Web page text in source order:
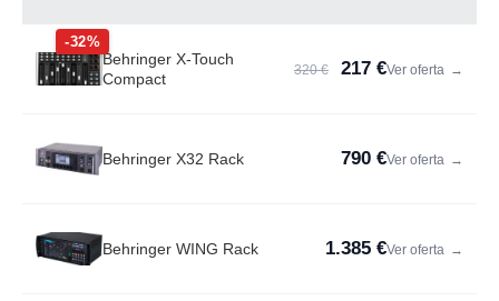
-32%
Behringer X-Touch
Compact
320 € 217 €Ver oferta →
Behringer X32 Rack 790 €Ver oferta →
Behringer WING Rack 1.385 €Ver oferta →